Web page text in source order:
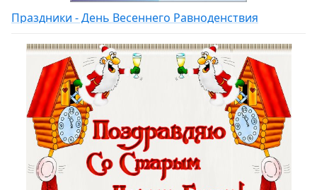
Праздники - День Весеннего Равноденствия